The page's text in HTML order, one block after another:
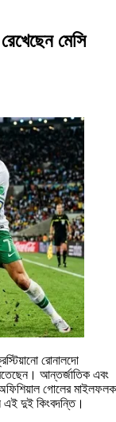
মেসি
রোনালদো
আন্তর্জাতিক এবং
গোলের মাইলফলক
এই দুই কিংবদন্তি।